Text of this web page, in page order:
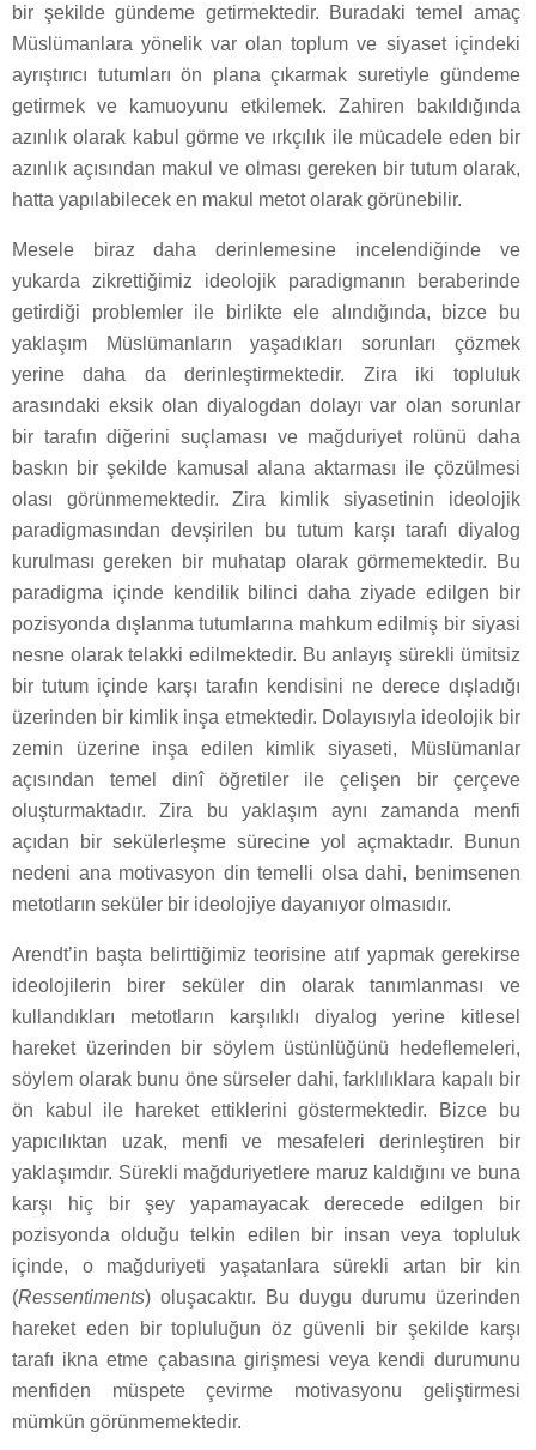
bir şekilde gündeme getirmektedir. Buradaki temel amaç
Müslümanlara yönelik var olan toplum ve siyaset içindeki
ayrıştırıcı tutumları ön plana çıkarmak suretiyle gündeme
getirmek ve kamuoyunu etkilemek. Zahiren bakıldığında
azınlık olarak kabul görme ve ırkçılık ile mücadele eden bir
azınlık açısından makul ve olması gereken bir tutum olarak,
hatta yapılabilecek en makul metot olarak görünebilir.
Mesele biraz daha derinlemesine incelendiğinde ve
yukarda zikrettiğimiz ideolojik paradigmanın beraberinde
getirdiği problemler ile birlikte ele alındığında, bizce bu
yaklaşım Müslümanların yaşadıkları sorunları çözmek
yerine daha da derinleştirmektedir. Zira iki topluluk
arasındaki eksik olan diyalogdan dolayı var olan sorunlar
bir tarafın diğerini suçlaması ve mağduriyet rolünü daha
baskın bir şekilde kamusal alana aktarması ile çözülmesi
olası görünmemektedir. Zira kimlik siyasetinin ideolojik
paradigmasından devşirilen bu tutum karşı tarafı diyalog
kurulması gereken bir muhatap olarak görmemektedir. Bu
paradigma içinde kendilik bilinci daha ziyade edilgen bir
pozisyonda dışlanma tutumlarına mahkum edilmiş bir siyasi
nesne olarak telakki edilmektedir. Bu anlayış sürekli ümitsiz
bir tutum içinde karşı tarafın kendisini ne derece dışladığı
üzerinden bir kimlik inşa etmektedir. Dolayısıyla ideolojik bir
zemin üzerine inşa edilen kimlik siyaseti, Müslümanlar
açısından temel dinî öğretiler ile çelişen bir çerçeve
oluşturmaktadır. Zira bu yaklaşım aynı zamanda menfi
açıdan bir sekülerleşme sürecine yol açmaktadır. Bunun
nedeni ana motivasyon din temelli olsa dahi, benimsenen
metotların seküler bir ideolojiye dayanıyor olmasıdır.
Arendt’in başta belirttiğimiz teorisine atıf yapmak gerekirse
ideolojilerin birer seküler din olarak tanımlanması ve
kullandıkları metotların karşılıklı diyalog yerine kitlesel
hareket üzerinden bir söylem üstünlüğünü hedeflemeleri,
söylem olarak bunu öne sürseler dahi, farklılıklara kapalı bir
ön kabul ile hareket ettiklerini göstermektedir. Bizce bu
yapıcılıktan uzak, menfi ve mesafeleri derinleştiren bir
yaklaşımdır. Sürekli mağduriyetlere maruz kaldığını ve buna
karşı hiç bir şey yapamayacak derecede edilgen bir
pozisyonda olduğu telkin edilen bir insan veya topluluk
içinde, o mağduriyeti yaşatanlara sürekli artan bir kin
(Ressentiments) oluşacaktır. Bu duygu durumu üzerinden
hareket eden bir topluluğun öz güvenli bir şekilde karşı
tarafı ikna etme çabasına girişmesi veya kendi durumunu
menfiden müspete çevirme motivasyonu geliştirmesi
mümkün görünmemektedir.